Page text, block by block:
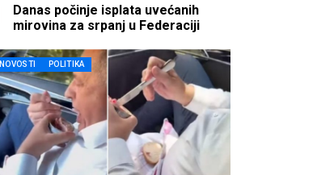
Danas počinje isplata uvećanih
mirovina za srpanj u Federaciji
NOVOSTI POLITIKA